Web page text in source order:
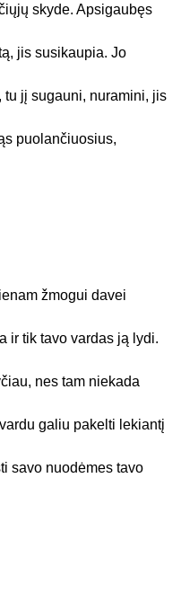
skyde. Apsigaubęs
jis susikaupia. Jo
tu jį sugauni, nuramini, jis
puolančiuosius,
žmogui davei
ir tik tavo vardas ją lydi.
nes tam niekada
galiu pakelti lekiantį
savo nuodėmes tavo